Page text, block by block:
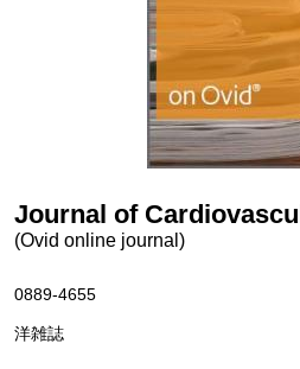
Journal of
(Ovid online journal)
0889-4655
洋雑誌